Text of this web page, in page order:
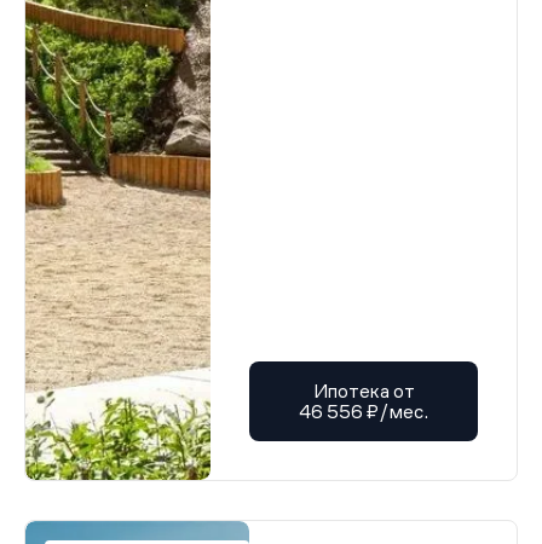
Ипотека от
46 556 ₽/мес.